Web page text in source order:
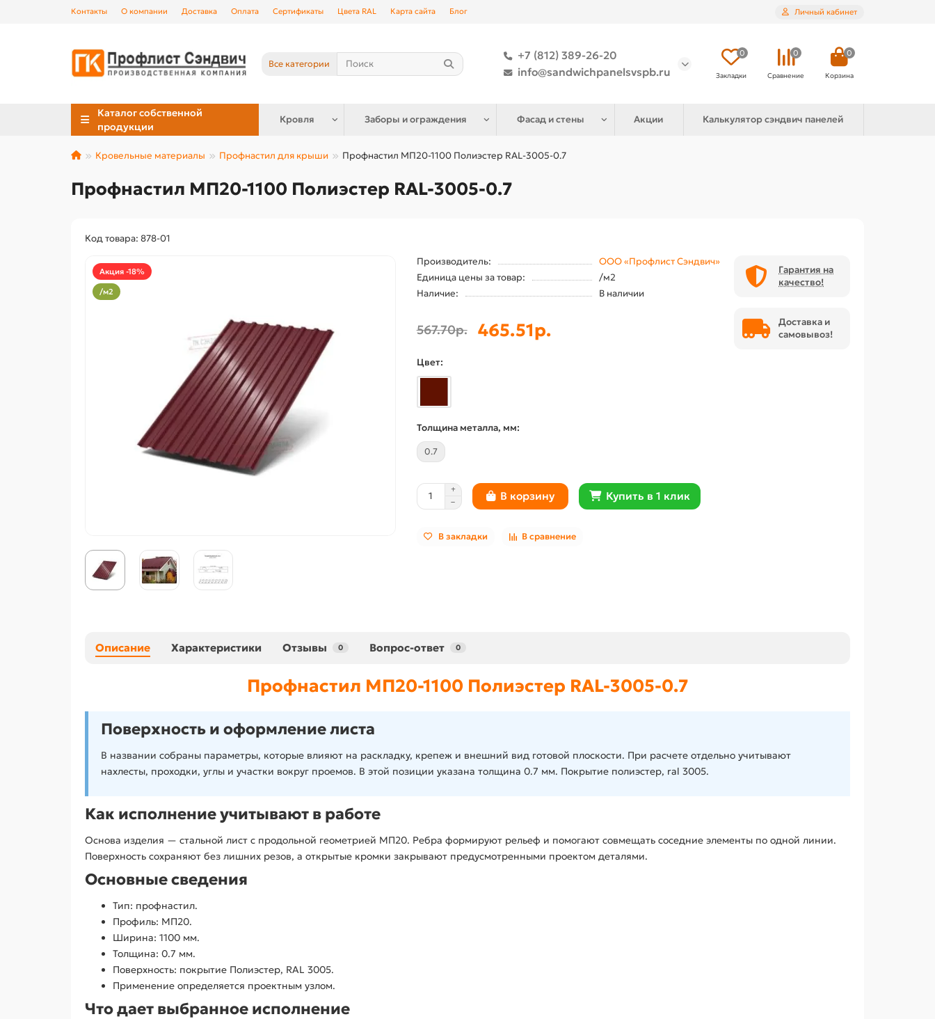
Контакты О компании Доставка Оплата Сертификаты Цвета RAL Карта сайта Блог Личный кабинет
Все категории
+7 (812) 389-26-20
info@sandwichpanelsvspb.ru
0
Закладки
0
Сравнение
0
Корзина
Каталог собственной
продукции
Кровля Заборы и ограждения Фасад и стены Акции Калькулятор сэндвич панелей
Кровельные материалы Профнастил для крыши Профнастил МП20-1100 Полиэстер RAL-3005-0.7
Профнастил МП20-1100 Полиэстер RAL-3005-0.7
Код товара: 878-01
Акция -18%
/м2
Производитель:
ООО «Профлист Сэндвич»
Единица цены за товар:
/м2
Наличие:
В наличии
567.70р. 465.51р.
Цвет:
Толщина металла, мм:
0.7
В корзину Купить в 1 клик
В закладки В сравнение
Гарантия на
качество!
Доставка и
самовывоз!
Описание Характеристики Отзывы 0 Вопрос-ответ 0
Профнастил МП20-1100 Полиэстер RAL-3005-0.7
Поверхность и оформление листа
В названии собраны параметры, которые влияют на раскладку, крепеж и внешний вид готовой плоскости. При расчете отдельно учитывают
нахлесты, проходки, углы и участки вокруг проемов. В этой позиции указана толщина 0.7 мм. Покрытие полиэстер, ral 3005.
Как исполнение учитывают в работе
Основа изделия — стальной лист с продольной геометрией МП20. Ребра формируют рельеф и помогают совмещать соседние элементы по одной линии.
Поверхность сохраняют без лишних резов, а открытые кромки закрывают предусмотренными проектом деталями.
Основные сведения
Тип: профнастил.
Профиль: МП20.
Ширина: 1100 мм.
Толщина: 0.7 мм.
Поверхность: покрытие Полиэстер, RAL 3005.
Применение определяется проектным узлом.
Что дает выбранное исполнение